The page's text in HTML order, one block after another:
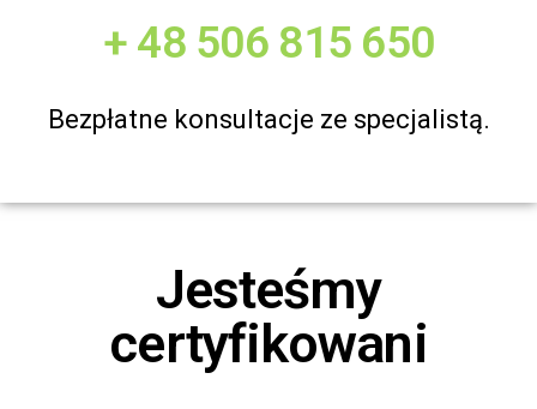
+ 48 506 815 650
Bezpłatne konsultacje ze specjalistą.
Jesteśmy
certyfikowani